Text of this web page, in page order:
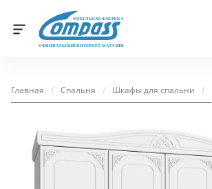
МЕБЕЛЬНАЯ ФАБРИКА
ОФИЦИАЛЬНЫЙ ИНТЕРНЕТ-МАГАЗИН
Главная / Спальня / Шкафы для спальни /